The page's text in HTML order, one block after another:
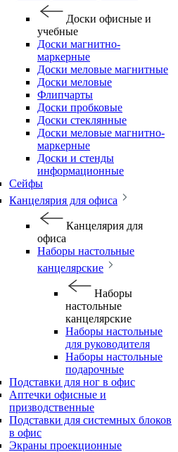
Доски офисные и
учебные
Доски магнитно-
маркерные
Доски меловые магнитные
Доски меловые
Флипчарты
Доски пробковые
Доски стеклянные
Доски меловые магнитно-
маркерные
Доски и стенды
информационные
Сейфы
Канцелярия для офиса
Канцелярия для
офиса
Наборы настольные
канцелярские
Наборы
настольные
канцелярские
Наборы настольные
для руководителя
Наборы настольные
подарочные
Подставки для ног в офис
Аптечки офисные и
призводственные
Подставки для системных блоков
в офис
Экраны проекционные